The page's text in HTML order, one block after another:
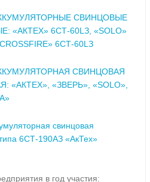
СВИНЦОВЫЕ
«АКТЕХ» 6СТ-60LЗ, «SOLO»
6СТ-60LЗ
СВИНЦОВАЯ
«АКТЕХ», «ЗВЕРЬ», «SOLO»,
свинцовая
6СТ-190АЗ «АкТех»
в год участия: